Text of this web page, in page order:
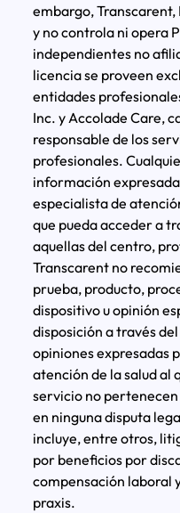
embargo,
y no controla ni opera
independientes no
licencia se proveen
entidades
Inc. y Accolade Care,
responsable de los
profesionales.
información
especialista de
que pueda acceder a
aquellas del centro,
Transcarent no
prueba, producto,
dispositivo u opinión
disposición a través
opiniones expresadas
atención de la salud al
servicio no
en ninguna disputa
incluye, entre otros,
por beneficios por
compensación laboral
praxis.